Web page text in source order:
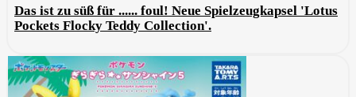
Das ist zu süß für ...... foul! Neue Spielzeugkapsel 'Lotus
Pockets Flocky Teddy Collection'.